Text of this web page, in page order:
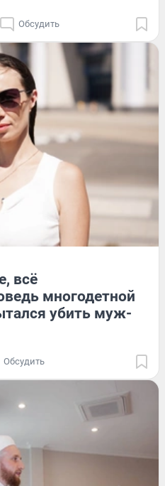
Обсудить
всё
многодетной
убить муж-
Обсудить